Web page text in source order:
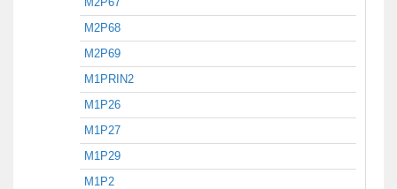
M2P68
M2P69
M1PRIN2
M1P26
M1P27
M1P29
M1P2